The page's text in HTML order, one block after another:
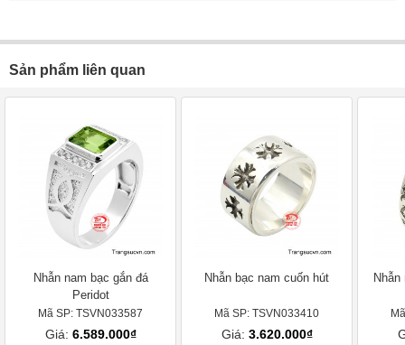
Sản phẩm liên quan
Nhẫn nam bạc gắn đá
Peridot
Mã SP: TSVN033587
Giá: 6.589.000₫
Nhẫn bạc nam cuốn hút
Mã SP: TSVN033410
Giá: 3.620.000₫